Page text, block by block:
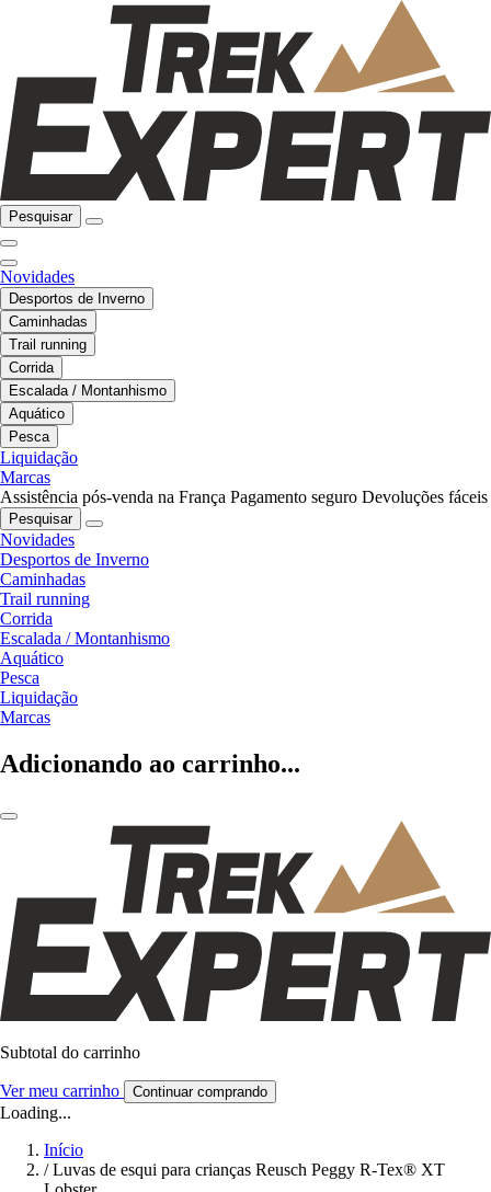
Pesquisar
Novidades
Desportos de Inverno
Caminhadas
Trail running
Corrida
Escalada / Montanhismo
Aquático
Pesca
Liquidação
Marcas
Assistência pós-venda na França Pagamento seguro Devoluções fáceis
Pesquisar
Novidades
Desportos de Inverno
Caminhadas
Trail running
Corrida
Escalada / Montanhismo
Aquático
Pesca
Liquidação
Marcas
Adicionando ao carrinho...
Subtotal do carrinho
Ver meu carrinho Continuar comprando
Loading...
Início
/ Luvas de esqui para crianças Reusch Peggy R-Tex® XT